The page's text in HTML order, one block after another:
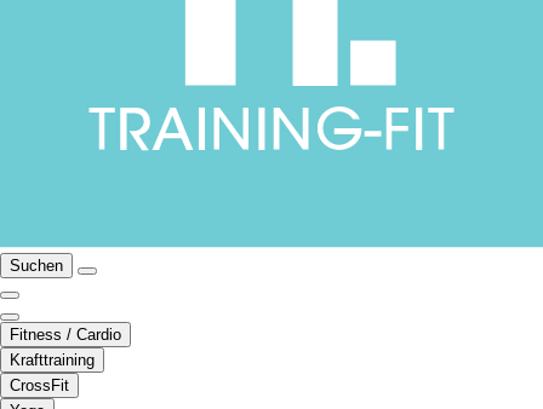
Suchen
Fitness / Cardio
Krafttraining
CrossFit